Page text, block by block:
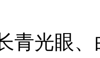
青光眼